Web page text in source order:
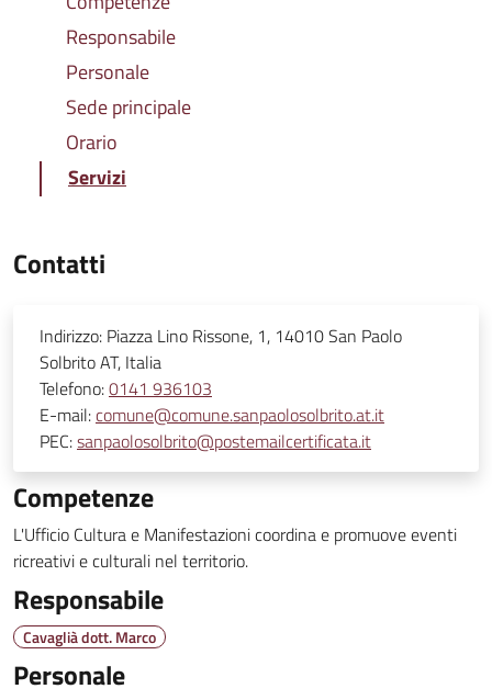
Responsabile
Personale
Sede principale
Orario
Servizi
Contatti
Indirizzo: Piazza Lino Rissone, 1, 14010 San Paolo
Solbrito AT, Italia
Telefono:0141 936103
E-mail:comune@comune.sanpaolosolbrito.at.it
PEC:sanpaolosolbrito@postemailcertificata.it
Competenze
L'Ufficio Cultura e Manifestazioni coordina e promuove eventi
ricreativi e culturali nel territorio.
Responsabile
Cavaglià dott. Marco
Personale